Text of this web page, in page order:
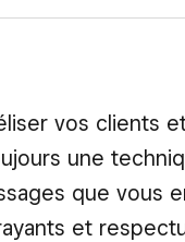
vos clients
une
que vous
et